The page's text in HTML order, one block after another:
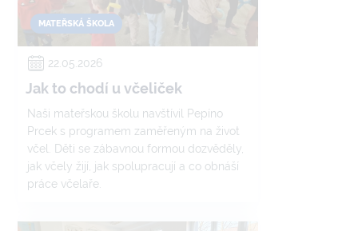
MATEŘSKÁ ŠKOLA
22.05.2026
Jak to chodí u včeliček
Naši mateřskou školu navštívil Pepíno
Prcek s programem zaměřeným na život
včel. Děti se zábavnou formou dozvěděly,
jak včely žijí, jak spolupracují a co obnáší
práce včelaře.